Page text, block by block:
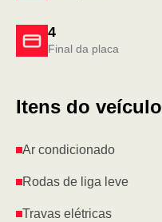
4
Final da placa
Itens do veículo
Ar condicionado
Rodas de liga leve
Travas elétricas